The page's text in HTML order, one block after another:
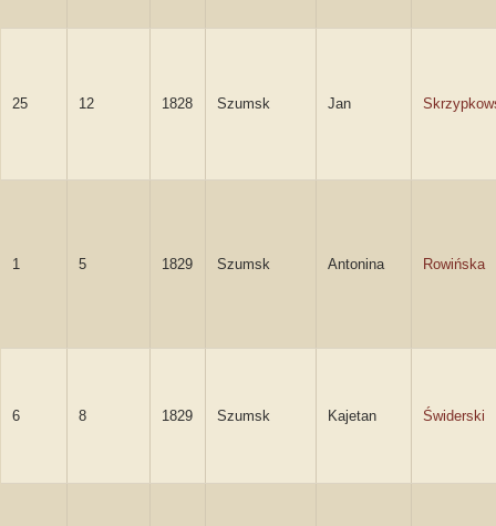
25 12 1828 Szumsk Jan
1 5 1829 Szumsk Antonina Rowińska
6 8 1829 Szumsk Kajetan Świderski